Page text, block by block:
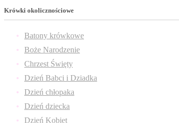
Krówki okolicznościowe
Batony krówkowe
Boże Narodzenie
Chrzest Święty
Dzień Babci i Dziadka
Dzień chłopaka
Dzień dziecka
Dzień Kobiet